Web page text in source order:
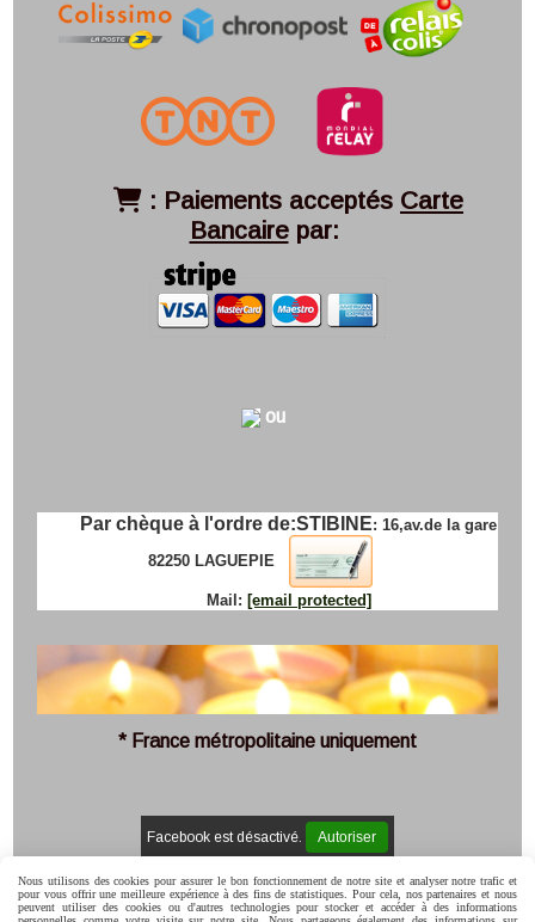
 : Paiements acceptés Carte
Bancairepar:
ou
Par chèque à l'ordre de:STIBINE: 16,av.de la gare
82250 LAGUEPIE
Mail: [email protected]
* France métropolitaine uniquement
Facebook est désactivé. Autoriser
confidentialité
Gestion cookies Mon Compte C.G.V
Nous utilisons des cookies pour assurer le bon fonctionnement de notre site et analyser notre trafic et
pour vous offrir une meilleure expérience à des fins de statistiques. Pour cela, nos partenaires et nous
peuvent utiliser des cookies ou d'autres technologies pour stocker et accéder à des informations